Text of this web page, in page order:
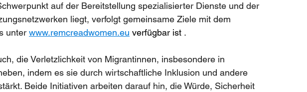
auf der Bereitstellung spezialisierter Dienste und der
liegt, verfolgt gemeinsame Ziele mit dem
unter www.remcreadwomen.eu verfügbar ist .
die Verletzlichkeit von Migrantinnen, insbesondere in
indem es sie durch wirtschaftliche Inklusion und andere
Beide Initiativen arbeiten darauf hin, die Würde, Sicherheit